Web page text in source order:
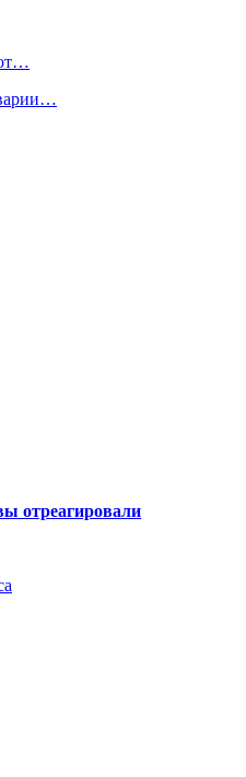
отреагировали